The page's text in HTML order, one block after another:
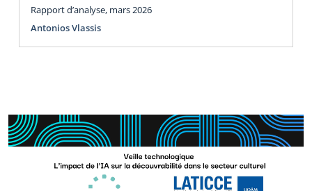
Rapport d’analyse, mars 2026
Antonios Vlassis